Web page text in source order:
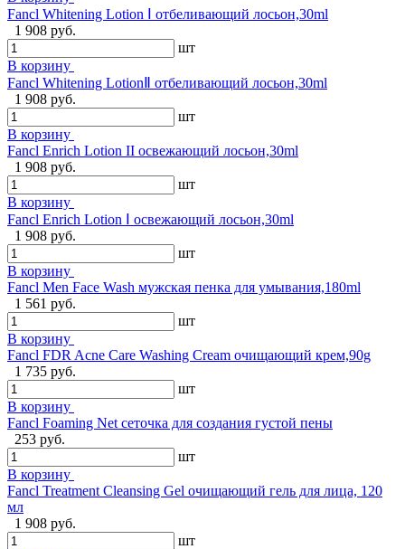
Fancl Whitening Lotion Ⅰ отбеливающий лосьон,30ml
1 908 руб.
шт
В корзину
Fancl Whitening LotionⅡ отбеливающий лосьон,30ml
1 908 руб.
шт
В корзину
Fancl Enrich Lotion II освежающий лосьон,30ml
1 908 руб.
шт
В корзину
Fancl Enrich Lotion Ⅰ освежающий лосьон,30ml
1 908 руб.
шт
В корзину
Fancl Men Face Wash мужская пенка для умывания,180ml
1 561 руб.
шт
В корзину
Fancl FDR Acne Care Washing Cream очищающий крем,90g
1 735 руб.
шт
В корзину
Fancl Foaming Net сеточка для создания густой пены
253 руб.
шт
В корзину
Fancl Treatment Cleansing Gel очищающий гель для лица, 120
мл
1 908 руб.
шт